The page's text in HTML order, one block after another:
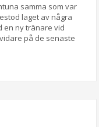
samma som var
laget av några
en ny tränare vid
på de senaste